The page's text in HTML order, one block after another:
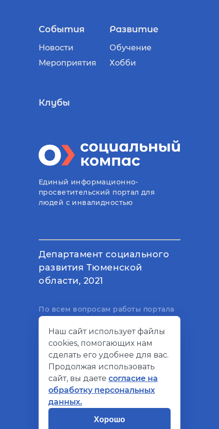
События
Новости
Мероприятия
Развитие
Обучение
Хобби
Клубы
Единый информационно-
просветительский портал для
людей с инвалидностью
Департамент социального
развития Тюменской
области, 2021
По всем вопросам работы портала
электронный адрес
support@socialkompas.ru
© Социальный компас, 2026
Политика конфиденциальности
Наш сайт использует файлы
cookies, помогающих нам
сделать его удобнее для вас.
Продолжая использовать
сайт, вы даете согласие на
обработку персональных
данных.
Хорошо